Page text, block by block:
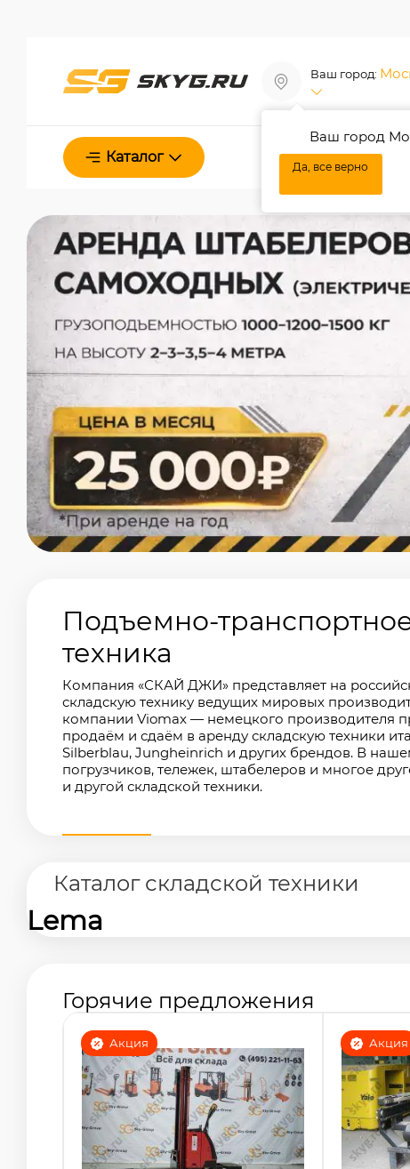
Ваш город:
Ваш город
Да, все верно
Каталог О нас
Компания «СКАЙ ДЖИ» представляет на
складскую технику ведущих мировых
компании Viomax — немецкого производителя
продаём и сдаём в аренду складскую техники
Silberblau, Jungheinrich и других брендов. В
погрузчиков, тележек, штабелеров и многое
и другой складской техники.
Каталог складской техники
Lema